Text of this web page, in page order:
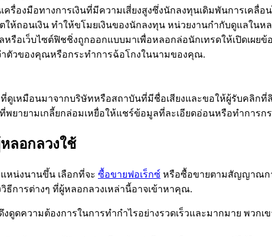
เครื่องมือทางการเงินที่มีความเสี่ยงสูงซึ่งนักลงทุนเดิมพันการเค
ห้ถอนเงิน ทำให้ขโมยเงินของนักลงทุน หน่วยงานกำกับดูแลในห
หรือเว็บไซต์ฟิชชิ่งถูกออกแบบมาเพื่อหลอกล่อนักเทรดให้เปิดเผ
ตัวของคุณหรือกระทำการฉ้อโกงในนามของคุณ.
เหมือนมาจากบริษัทหรือสถาบันที่มีชื่อเสียงและขอให้ผู้รับคลิก
ยายามเกลี้ยกล่อมเหยื่อให้แชร์ข้อมูลที่ละเอียดอ่อนหรือทำการกร
ลอกลวงใช้
หน่งนานขึ้น เลือกที่จะ ซื้อขายฟอเร็กซ์ หรือซื้อขายตามสัญญาณกา
การต่างๆ ที่ผู้หลอกลวงเหล่านี้อาจเข้าหาคุณ.
ดูดความต้องการในการทำกำไรอย่างรวดเร็วและมากมาย พวก